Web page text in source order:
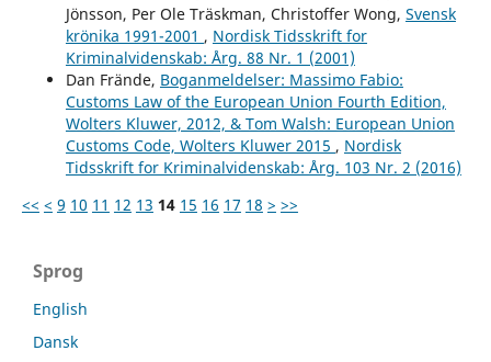
Jönsson, Per Ole Träskman, Christoffer Wong, Svensk
krönika 1991-2001 , Nordisk Tidsskrift for
Kriminalvidenskab: Årg. 88 Nr. 1 (2001)
Dan Frände, Boganmeldelser: Massimo Fabio:
Customs Law of the European Union Fourth Edition,
Wolters Kluwer, 2012, & Tom Walsh: European Union
Customs Code, Wolters Kluwer 2015 , Nordisk
Tidsskrift for Kriminalvidenskab: Årg. 103 Nr. 2 (2016)
<< < 9 10 11 12 13 14 15 16 17 18 > >>
Sprog
English
Dansk